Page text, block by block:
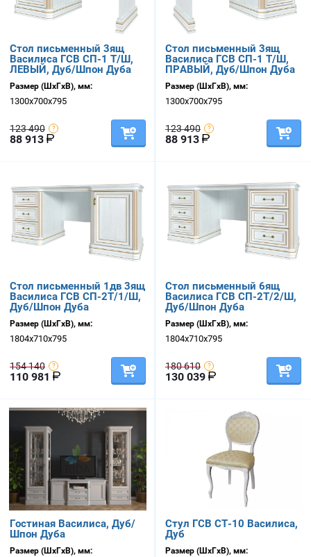
Стол письменный 3ящ
Василиса ГСВ СП-1 Т/Ш,
ЛЕВЫЙ, Дуб/Шпон Дуба
Размер (ШхГхВ), мм:
1300х700х795
123 490
88 913
Стол письменный 3ящ
Василиса ГСВ СП-1 Т/Ш,
ПРАВЫЙ, Дуб/Шпон Дуба
Размер (ШхГхВ), мм:
1300х700х795
123 490
88 913
Стол письменный 1дв 3ящ
Василиса ГСВ СП-2Т/1/Ш,
Дуб/Шпон Дуба
Размер (ШхГхВ), мм:
1804х710х795
154 140
110 981
Стол письменный 6ящ
Василиса ГСВ СП-2Т/2/Ш,
Дуб/Шпон Дуба
Размер (ШхГхВ), мм:
1804х710х795
180 610
130 039
Гостиная Василиса, Дуб/
Шпон Дуба
Размер (ШхГхВ), мм:
Стул ГСВ СТ-10 Василиса,
Дуб
Размер (ШхГхВ), мм: